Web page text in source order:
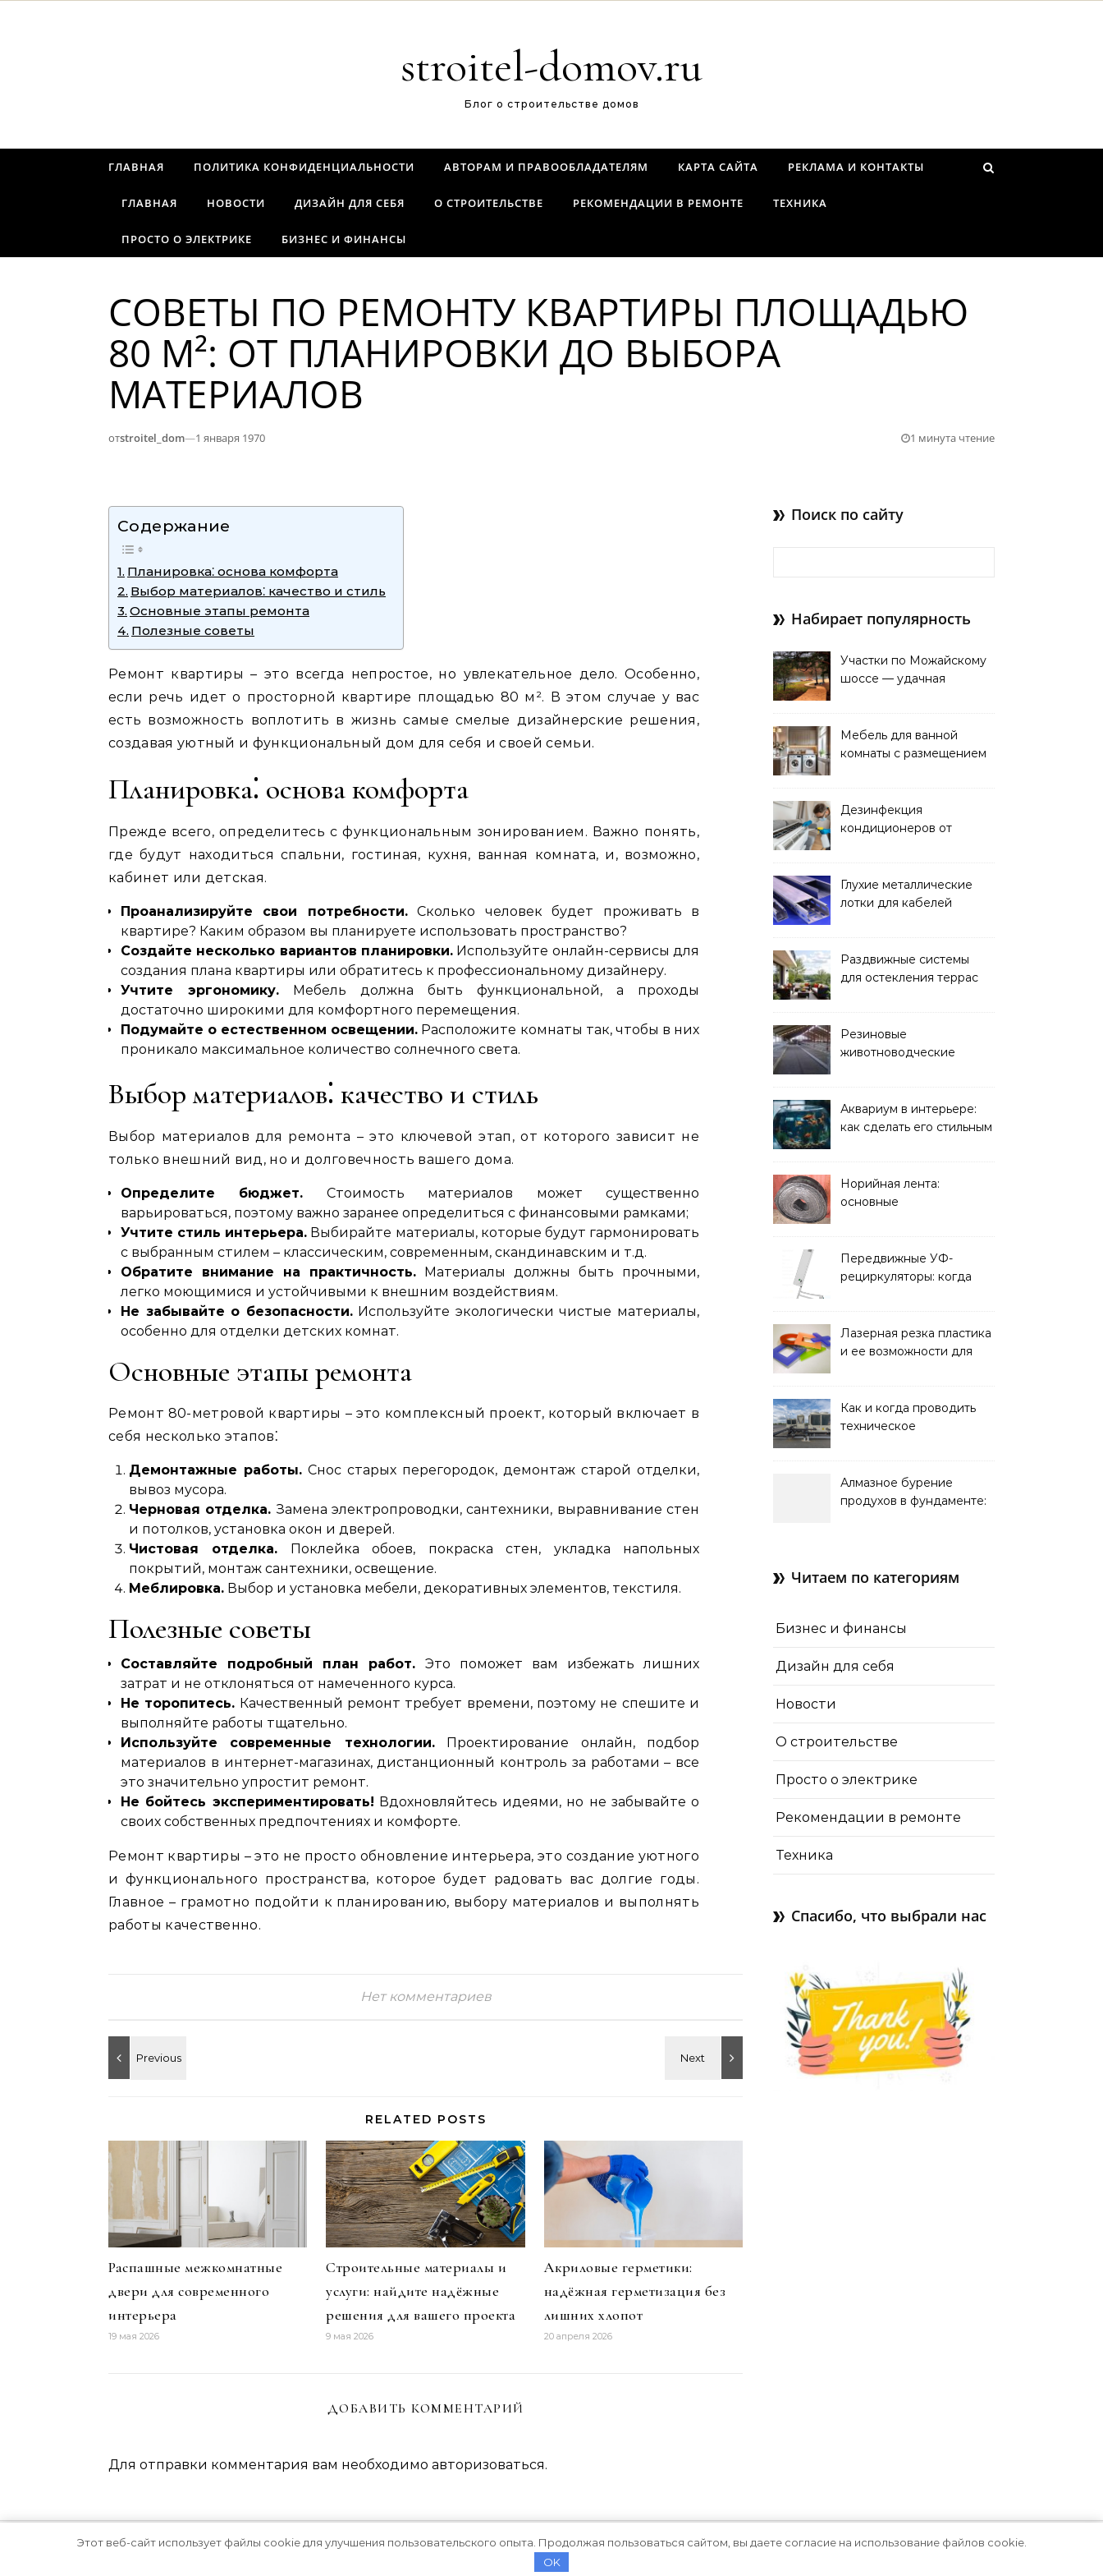
stroitel-domov.ru
Блог о строительстве домов
ГЛАВНАЯ ПОЛИТИКА КОНФИДЕНЦИАЛЬНОСТИ АВТОРАМ И ПРАВООБЛАДАТЕЛЯМ КАРТА САЙТА РЕКЛАМА И КОНТАКТЫ
ГЛАВНАЯ НОВОСТИ ДИЗАЙН ДЛЯ СЕБЯ О СТРОИТЕЛЬСТВЕ РЕКОМЕНДАЦИИ В РЕМОНТЕ ТЕХНИКА
ПРОСТО О ЭЛЕКТРИКЕ БИЗНЕС И ФИНАНСЫ
СОВЕТЫ ПО РЕМОНТУ КВАРТИРЫ ПЛОЩАДЬЮ
80 М²: ОТ ПЛАНИРОВКИ ДО ВЫБОРА
МАТЕРИАЛОВ
отstroitel_dom—1 января 1970 1 минута чтение
Содержание
Планировка⁚ основа комфорта
Выбор материалов⁚ качество и стиль
Основные этапы ремонта
Полезные советы
Ремонт квартиры – это всегда непростое, но увлекательное дело. Особенно,
если речь идет о просторной квартире площадью 80 м². В этом случае у вас
есть возможность воплотить в жизнь самые смелые дизайнерские решения,
создавая уютный и функциональный дом для себя и своей семьи.
Планировка⁚ основа комфорта
Прежде всего, определитесь с функциональным зонированием. Важно понять,
где будут находиться спальни, гостиная, кухня, ванная комната, и, возможно,
кабинет или детская.
Проанализируйте свои потребности.Сколько человек будет проживать в
квартире? Каким образом вы планируете использовать пространство?
Создайте несколько вариантов планировки. Используйте онлайн-сервисы для
создания плана квартиры или обратитесь к профессиональному дизайнеру.
Учтите эргономику. Мебель должна быть функциональной, а проходы
достаточно широкими для комфортного перемещения.
Подумайте о естественном освещении. Расположите комнаты так, чтобы в них
проникало максимальное количество солнечного света.
Выбор материалов⁚ качество и стиль
Выбор материалов для ремонта – это ключевой этап, от которого зависит не
только внешний вид, но и долговечность вашего дома.
Определите бюджет. Стоимость материалов может существенно
варьироваться, поэтому важно заранее определиться с финансовыми рамками;
Учтите стиль интерьера. Выбирайте материалы, которые будут гармонировать
с выбранным стилем – классическим, современным, скандинавским и т.д.
Обратите внимание на практичность. Материалы должны быть прочными,
легко моющимися и устойчивыми к внешним воздействиям.
Не забывайте о безопасности.Используйте экологически чистые материалы,
особенно для отделки детских комнат.
Основные этапы ремонта
Ремонт 80-метровой квартиры – это комплексный проект, который включает в
себя несколько этапов⁚
Демонтажные работы. Снос старых перегородок, демонтаж старой отделки,
вывоз мусора.
Черновая отделка. Замена электропроводки, сантехники, выравнивание стен
и потолков, установка окон и дверей.
Чистовая отделка. Поклейка обоев, покраска стен, укладка напольных
покрытий, монтаж сантехники, освещение.
Меблировка. Выбор и установка мебели, декоративных элементов, текстиля.
Полезные советы
Составляйте подробный план работ. Это поможет вам избежать лишних
затрат и не отклоняться от намеченного курса.
Не торопитесь. Качественный ремонт требует времени, поэтому не спешите и
выполняйте работы тщательно.
Используйте современные технологии.Проектирование онлайн, подбор
материалов в интернет-магазинах, дистанционный контроль за работами – все
это значительно упростит ремонт.
Не бойтесь экспериментировать! Вдохновляйтесь идеями, но не забывайте о
своих собственных предпочтениях и комфорте.
Ремонт квартиры – это не просто обновление интерьера, это создание уютного
и функционального пространства, которое будет радовать вас долгие годы.
Главное – грамотно подойти к планированию, выбору материалов и выполнять
работы качественно.
Нет комментариев
RELATED POSTS
Распашные межкомнатные
двери для современного
интерьера
19 мая 2026
Строительные материалы и
услуги: найдите надёжные
решения для вашего проекта
9 мая 2026
Акриловые герметики:
надёжная герметизация без
лишних хлопот
20 апреля 2026
ДОБАВИТЬ КОММЕНТАРИЙ
Для отправки комментария вам необходимо авторизоваться.
Поиск по сайту
Набирает популярность
Участки по Можайскому
шоссе — удачная
Мебель для ванной
комнаты с размещением
Дезинфекция
кондиционеров от
Глухие металлические
лотки для кабелей
Раздвижные системы
для остекления террас
Резиновые
животноводческие
решать
Аквариум в интерьере:
как сделать его стильным
Норийная лента:
основные
и советы по выбору
Передвижные УФ-
рециркуляторы: когда
Лазерная резка пластика
и ее возможности для
Как и когда проводить
техническое
Алмазное бурение
продухов в фундаменте:
Читаем по категориям
Бизнес и финансы
Дизайн для себя
Новости
О строительстве
Просто о электрике
Рекомендации в ремонте
Техника
Спасибо, что выбрали нас
Optima Themes
Этот веб-сайт использует файлы cookie для улучшения пользовательского опыта. Продолжая пользоваться сайтом, вы даете согласие на использование файлов cookie.
OK